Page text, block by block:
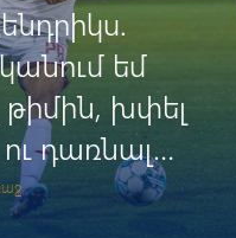
եմ
թիմին, խփել
ու դառնալ